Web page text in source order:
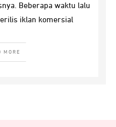
Beberapa waktu lalu
iklan komersial
MORE